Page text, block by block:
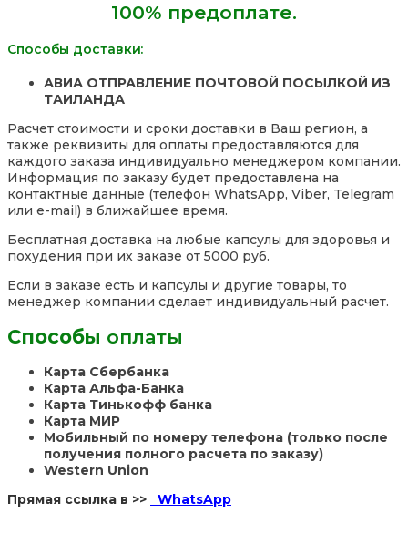
Hand
Cream,
Таиланд
100% предоплате.
Способы доставки:
АВИА ОТПРАВЛЕНИЕ ПОЧТОВОЙ ПОСЫЛКОЙ ИЗ
ТАИЛАНДА
Расчет стоимости и сроки доставки в Ваш регион, а
также реквизиты для оплаты предоставляются для
каждого заказа индивидуально менеджером компании.
Информация по заказу будет предоставлена на
контактные данные (телефон WhatsApp, Viber, Telegram
или e-mail) в ближайшее время.
Бесплатная доставка на любые капсулы для здоровья и
похудения при их заказе от 5000 руб.
Если в заказе есть и капсулы и другие товары, то
менеджер компании сделает индивидуальный расчет.
Способы оплаты
Карта Сбербанка
Карта Альфа-Банка
Карта Тинькофф банка
Карта МИР
Мобильный по номеру телефона (только после
получения полного расчета по заказу)
Western Union
Прямая ссылка в >>
WhatsApp